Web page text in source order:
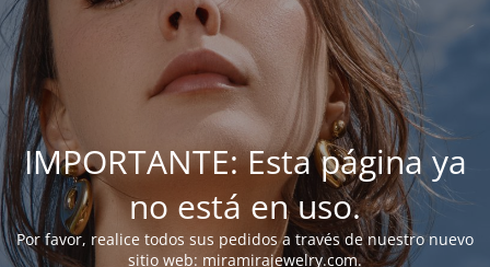
IMPORTANTE: Esta página ya
no está en uso.
Por favor, realice todos sus pedidos a través de nuestro nuevo
sitio web: miramirajewelry.com.